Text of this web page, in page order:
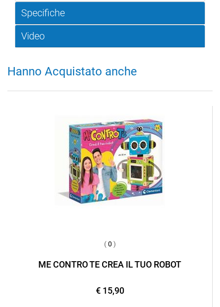
Specifiche
Video
Hanno Acquistato anche
(0 )
ME CONTRO TE CREA IL TUO ROBOT
€ 15,90